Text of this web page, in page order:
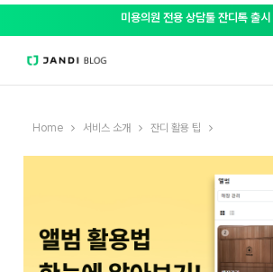
미용의원 전용 상담툴 잔디톡 출
Home 서비스 소개 잔디 활용 팁